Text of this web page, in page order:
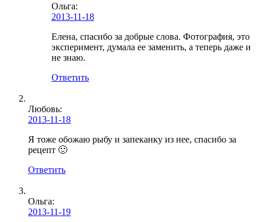
Ольга:
2013-11-18
Елена, спасибо за добрые слова. Фотография, это
эксперимент, думала ее заменить, а теперь даже и
не знаю.
Ответить
Любовь:
2013-11-18
Я тоже обожаю рыбу и запеканку из нее, спасибо за
рецепт 🙂
Ответить
Ольга:
2013-11-19